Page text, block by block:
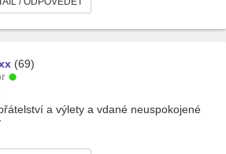
(69)
a výlety a vdané neuspokojené